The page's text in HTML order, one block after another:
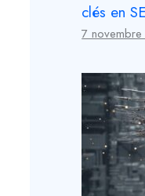
clés en
7